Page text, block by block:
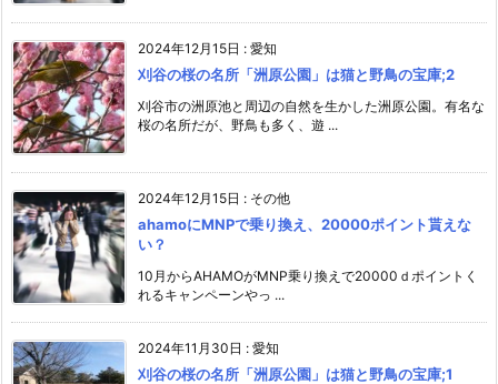
2024年12月15日 : 愛知
刈谷の桜の名所「洲原公園」は猫と野鳥の宝庫;2
刈谷市の洲原池と周辺の自然を生かした洲原公園。有名な
桜の名所だが、野鳥も多く、遊 ...
2024年12月15日 : その他
ahamoにMNPで乗り換え、20000ポイント貰えな
い？
10月からAHAMOがMNP乗り換えで20000ｄポイントく
れるキャンペーンやっ ...
2024年11月30日 : 愛知
刈谷の桜の名所「洲原公園」は猫と野鳥の宝庫;1